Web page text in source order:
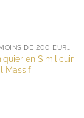
ENSEMBLE DÉCOUVERTE (MOINS DE 200 EUROS)
en Similicuir
Massif